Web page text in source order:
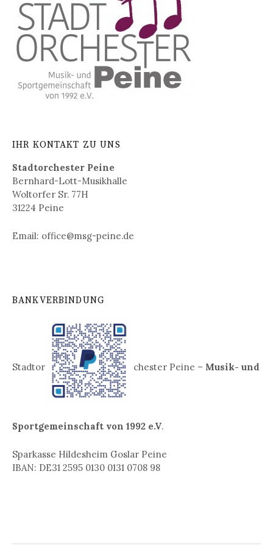
IHR KONTAKT ZU UNS
Stadtorchester Peine
Bernhard-Lott-Musikhalle
Woltorfer Sr. 77H
31224 Peine
Email: office@msg-peine.de
BANKVERBINDUNG
Stadtor chester Peine – Musik- und
Sportgemeinschaft von 1992 e.V.
Sparkasse Hildesheim Goslar Peine
IBAN: DE31 2595 0130 0131 0708 98